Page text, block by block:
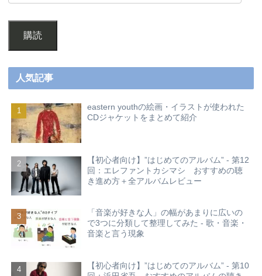
購読
人気記事
eastern youthの絵画・イラストが使われた
CDジャケットをまとめて紹介
【初心者向け】”はじめてのアルバム” - 第12
回：エレファントカシマシ おすすめの聴
き進め方＋全アルバムレビュー
「音楽が好きな人」の幅があまりに広いの
で3つに分類して整理してみた - 歌・音楽・
音楽と言う現象
【初心者向け】”はじめてのアルバム” - 第10